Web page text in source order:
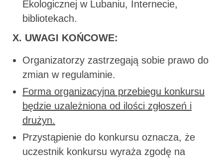
Ekologicznej w Lubaniu, Internecie,
bibliotekach.
X. UWAGI KOŃCOWE:
Organizatorzy zastrzegają sobie prawo do
zmian w regulaminie.
Forma organizacyjna przebiegu konkursu
będzie uzależniona od ilości zgłoszeń i
drużyn.
Przystąpienie do konkursu oznacza, że
uczestnik konkursu wyraża zgodę na